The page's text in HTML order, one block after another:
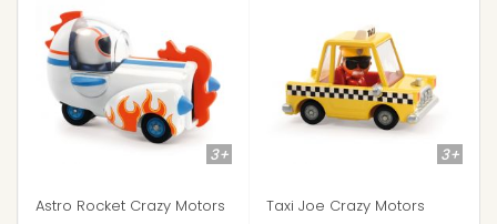
3+
Astro Rocket Crazy Motors
3+
Taxi Joe Crazy Motors